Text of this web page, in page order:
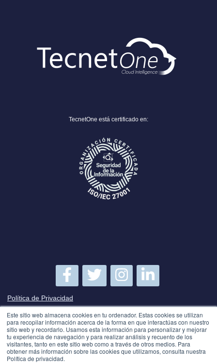
Este sitio web almacena cookies en tu ordenador. Estas cookies se utilizan
para recopilar información acerca de la forma en que interactúas con nuestro
sitio web y recordarlo. Usamos esta información para personalizar y mejorar
tu experiencia de navegación y para realizar análisis y recuento de los
visitantes, tanto en este sitio web como a través de otros medios. Para
obtener más información sobre las cookies que utilizamos, consulta nuestra
Política de privacidad.
TecnetOne está certificado en:
Política de Privacidad
Política de SGSI
Suscríbete a TecnetBlog